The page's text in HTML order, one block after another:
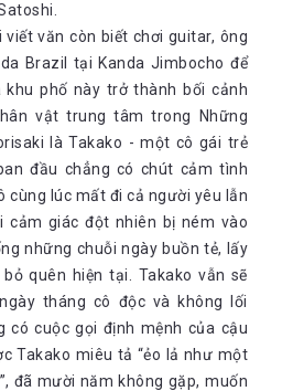
văn còn biết chơi guitar, ông
Brazil tại Kanda Jimbocho để
phố này trở thành bối cảnh
vật trung tâm trong Những
là Takako - một cô gái trẻ
đầu chẳng có chút cảm tình
cùng lúc mất đi cả người yêu lẫn
cảm giác đột nhiên bị ném vào
những chuỗi ngày buồn tẻ, lấy
quên hiện tại. Takako vẫn sẽ
tháng cô độc và không lối
có cuộc gọi định mệnh của cậu
Takako miêu tả “ẻo lả như một
đã mười năm không gặp, muốn